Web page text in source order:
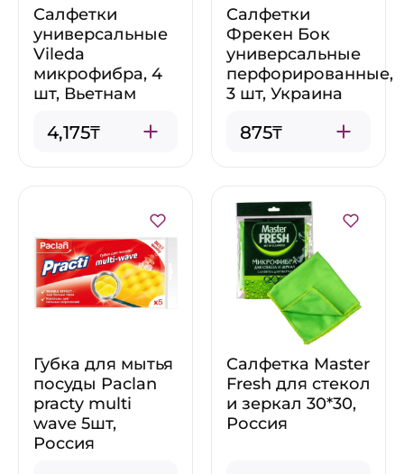
Салфетки
универсальные
Vileda
микрофибра, 4
шт, Вьетнам
4,175₸
Салфетки
Фрекен Бок
универсальные
перфорированные,
3 шт, Украина
875₸
Губка для мытья
посуды Paclan
practy multi
wave 5шт,
Россия
Салфетка Master
Fresh для стекол
и зеркал 30*30,
Россия